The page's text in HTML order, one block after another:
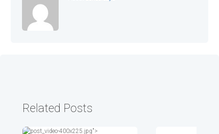
Related Posts